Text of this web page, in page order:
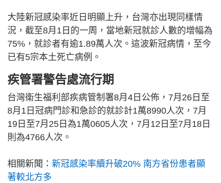
大陸新冠感染率近日明顯上升，台灣亦出現同樣情
況，截至8月1日的一周，當地新冠就診人數的增幅為
75%，就診者有逾1.89萬人次。這波新冠病情，至今
已有5宗本土死亡病例。
疾管署警告處流行期
台灣衛生福利部疾病管制署8月4日公佈，7月26日至
8月1日冠病門診和急診的就診計1萬8990人次，7月
19日至7月25日為1萬0605人次，7月12日至7月18日
則為4766人次。
相關新聞： 新冠感染率續升破20% 南方省份患者顯
著較北方多